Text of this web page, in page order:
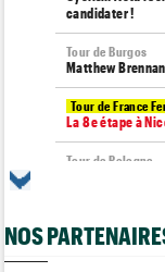
candidater !
Tour de Burgos
Matthew
Tour de France
La 8e étape à
Tour de Pologne
Lotto-
formation
NOS